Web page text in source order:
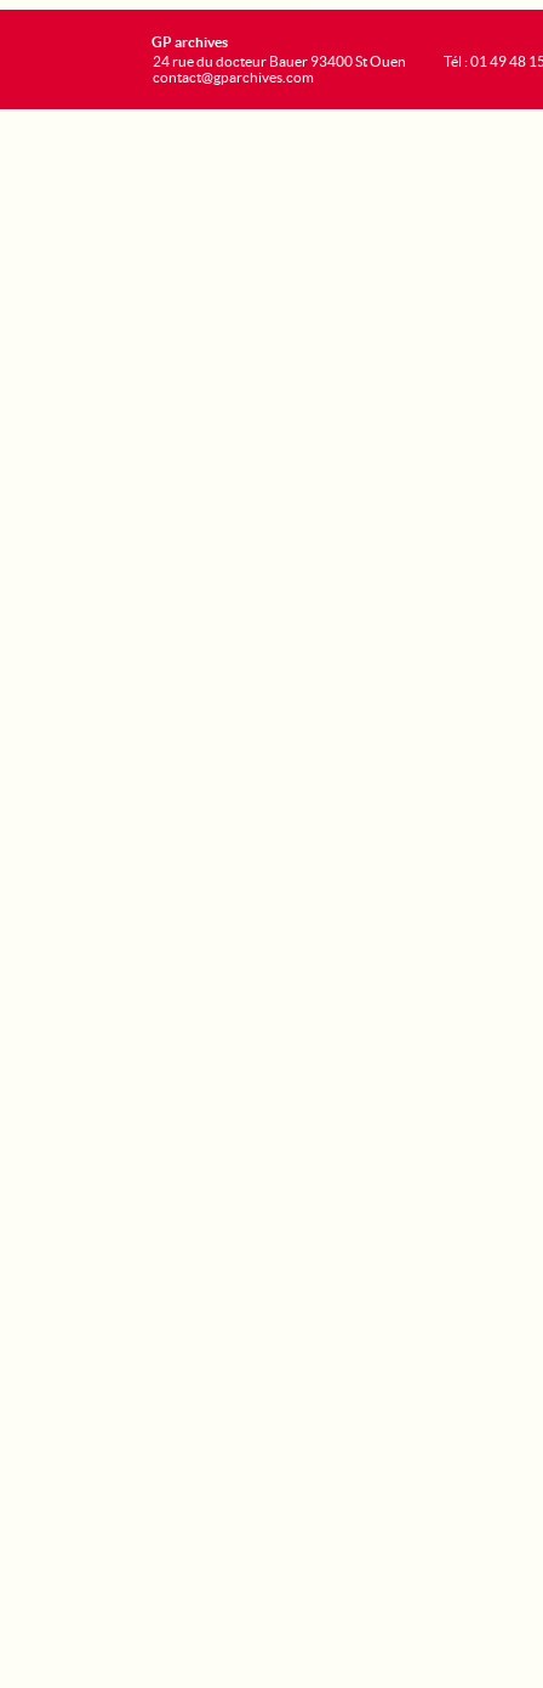
GP archives
24 rue du docteur Bauer 93400 St Ouen
contact@gparchives.com
Tél : 01 49 48